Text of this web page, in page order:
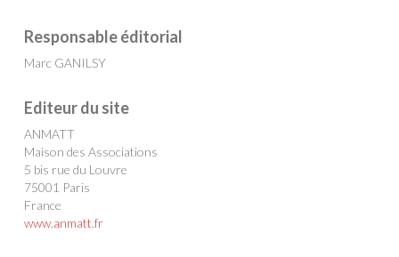
Responsable éditorial
Marc GANILSY
Editeur du site
ANMATT
Maison des Associations
5 bis rue du Louvre
75001 Paris
France
www.anmatt.fr